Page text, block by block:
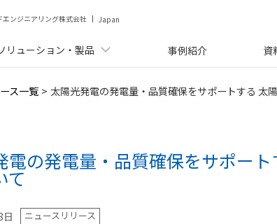
エンジニアリング株式会社 Japan
リューション・製品 事例紹介 資
ビス
ス一覧 > 太陽光発電の発電量・品質確保をサポートする 太
電の発電量・品質確保をサポー
て
ニュースリリース